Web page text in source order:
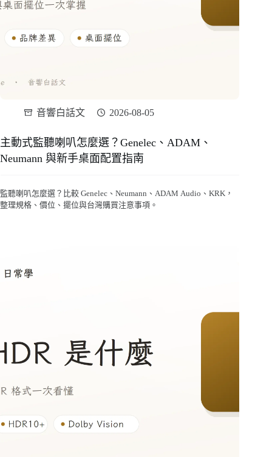
音響白話文 2026-08-05
主動式監聽喇叭怎麼選？Genelec、ADAM、
Neumann 與新手桌面配置指南
監聽喇叭怎麼選？比較 Genelec、Neumann、ADAM Audio、KRK，
整理規格、價位、擺位與台灣購買注意事項。